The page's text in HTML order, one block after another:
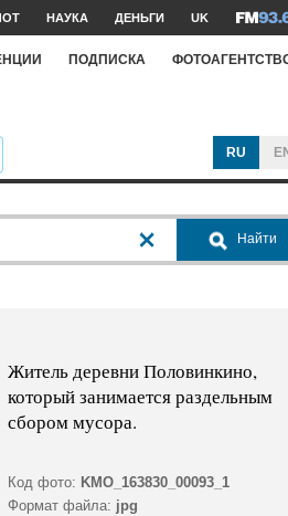
НАУКА ДЕНЬГИ UK
ПОДПИСКА
RU
Найти
Житель деревни Половинкино,
который занимается раздельным
сбором мусора.
Код фото: KMO_163830_00093_1
Формат файла: jpg